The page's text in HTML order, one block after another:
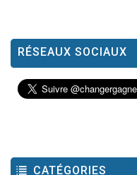
RÉSEAUX SOCIAUX
CATÉGORIES